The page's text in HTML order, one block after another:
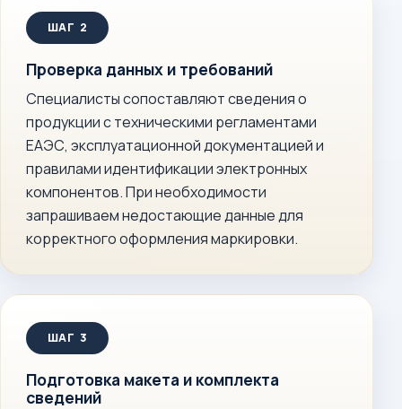
Проверка данных и требований
Специалисты сопоставляют сведения о
продукции с техническими регламентами
ЕАЭС, эксплуатационной документацией и
правилами идентификации электронных
компонентов. При необходимости
запрашиваем недостающие данные для
корректного оформления маркировки.
Подготовка макета и комплекта
сведений